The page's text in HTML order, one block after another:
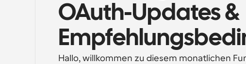
OAuth-Updates &
Hallo, willkommen zu diesem monatlichen